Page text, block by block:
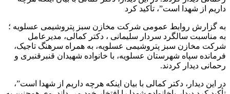
داریم از شهدا است”، تأکید کرد
به گزارش روابط عمومی شرکت مخازن سبز پتروشیمی عسلویه ؛
به مناسبت سالگرد سردار سلیمانی ، دکتر کمالی، مدیرعامل
شرکت مخازن سبز پتروشیمی عسلویه، به همراه سرهنگ تاجیک،
فرمانده سپاه شهرستان عسلویه، با خانواده شهیدان قنبرقنبری و
رحمانی دیدار کردند.
در این دیدار، دکتر کمالی با بیان اینکه هرچه داریم از شهدا است”،